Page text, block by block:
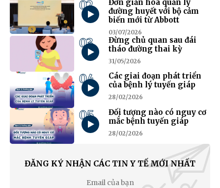
02
Đơn giản hóa quản lý
đường huyết với bộ cảm
biến mới từ Abbott
03/07/2026
03
Đừng chủ quan sau đái
tháo đường thai kỳ
31/05/2026
04
Các giai đoạn phát triển
của bệnh lý tuyến giáp
28/02/2026
05
Đối tượng nào có nguy cơ
mắc bệnh tuyến giáp
28/02/2026
ĐĂNG KÝ NHẬN CÁC TIN Y TẾ MỚI NHẤT